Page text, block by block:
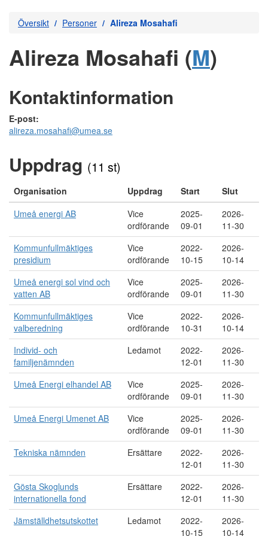
Översikt Personer Alireza Mosahafi
Alireza Mosahafi (M)
Kontaktinformation
E-post:
alireza.mosahafi@umea.se
Uppdrag (11 st)
Organisation Uppdrag Start
Slut
Umeå energi AB
Vice
ordförande
2025-
09-01
2026-
11-30
Kommunfullmäktiges
presidium
Vice
ordförande
2022-
10-15
2026-
10-14
Umeå energi sol vind och
vatten AB
Vice
ordförande
2025-
09-01
2026-
11-30
Kommunfullmäktiges
valberedning
Vice
ordförande
2022-
10-31
2026-
10-14
Individ- och
familjenämnden
Ledamot
2022-
12-01
2026-
11-30
Umeå Energi elhandel AB
Vice
ordförande
2025-
09-01
2026-
11-30
Umeå Energi Umenet AB
Vice
ordförande
2025-
09-01
2026-
11-30
Tekniska nämnden
Ersättare
2022-
12-01
2026-
11-30
Gösta Skoglunds
internationella fond
Ersättare
2022-
12-01
2026-
11-30
Jämställdhetsutskottet
Ledamot
2022-
10-15
2026-
10-14